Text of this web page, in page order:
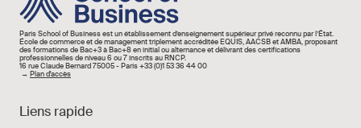
Paris School of Business est un établissement d’enseignement supérieur privé reconnu par l’État.
École de commerce et de management triplement accréditée EQUIS, AACSB et AMBA, proposant
des formations de Bac+3 à Bac+8 en initial ou alternance et délivrant des certifications
professionnelles de niveau 6 ou 7 inscrits au RNCP.
16 rue Claude Bernard 75005 - Paris +33 (0)1 53 36 44 00
→ Plan d'accès
Liens rapide